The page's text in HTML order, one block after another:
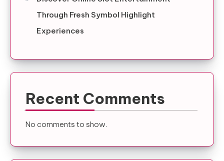
Through Fresh Symbol Highlight
Experiences
Recent Comments
No comments to show.